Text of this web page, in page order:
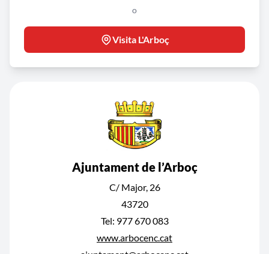
o
Visita L'Arboç
Ajuntament de l’Arboç
C/ Major, 26
43720
Tel: 977 670 083
www.arbocenc.cat